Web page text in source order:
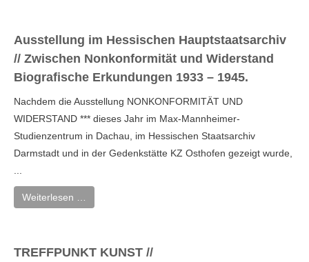
Ausstellung im Hessischen Hauptstaatsarchiv
// Zwischen Nonkonformität und Widerstand
Biografische Erkundungen 1933 – 1945.
Nachdem die Ausstellung NONKONFORMITÄT UND
WIDERSTAND *** dieses Jahr im Max-Mannheimer-
Studienzentrum in Dachau, im Hessischen Staatsarchiv
Darmstadt und in der Gedenkstätte KZ Osthofen gezeigt wurde,
Weiterlesen …
TREFFPUNKT KUNST //